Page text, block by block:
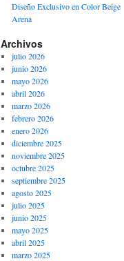
Diseño Exclusivo en Color Beige
Arena
Archivos
julio 2026
junio 2026
mayo 2026
abril 2026
marzo 2026
febrero 2026
enero 2026
diciembre 2025
noviembre 2025
octubre 2025
septiembre 2025
agosto 2025
julio 2025
junio 2025
mayo 2025
abril 2025
marzo 2025